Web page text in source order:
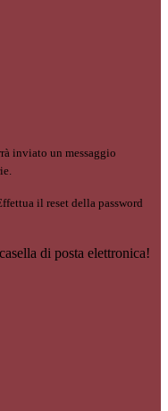
inviato un messaggio
il reset della password
di posta elettronica!